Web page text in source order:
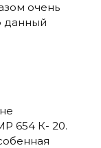
очень
данный
654 К- 20.